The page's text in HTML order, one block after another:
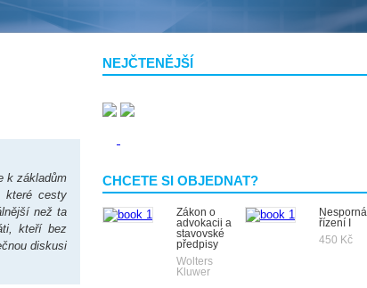
NEJČTENĚJŠÍ
CHCETE SI OBJEDNAT?
Zákon o
advokacii a
stavovské
předpisy
Wolters
Kluwer
Nesporná
řízení I
450 Kč
k základům
které cesty
než ta
kteří bez
diskusi